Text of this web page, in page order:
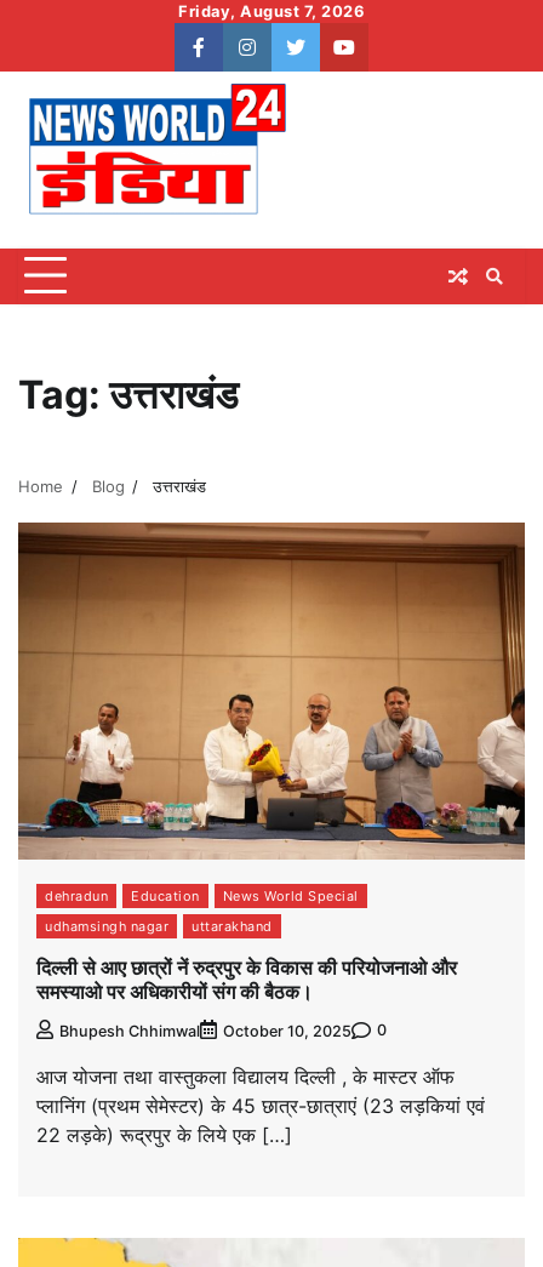
content
Friday, August 7, 2026
facebookinstagram
twitteryoutube
Tag:उत्तराखंड
Home Blog उत्तराखंड
dehradun Education
News World Special
udhamsingh nagar
uttarakhand
दिल्ली से आए छात्रों नें रुद्रपुर के विकास की परियोजनाओ और
समस्याओ पर अधिकारीयों संग की बैठक।
Bhupesh Chhimwal October 10, 2025 0
आज योजना तथा वास्तुकला विद्यालय दिल्ली , के मास्टर ऑफ
प्लानिंग (प्रथम सेमेस्टर) के 45 छात्र-छात्राएं (23 लड़कियां एवं
22 लड़के) रूद्रपुर के लिये एक […]